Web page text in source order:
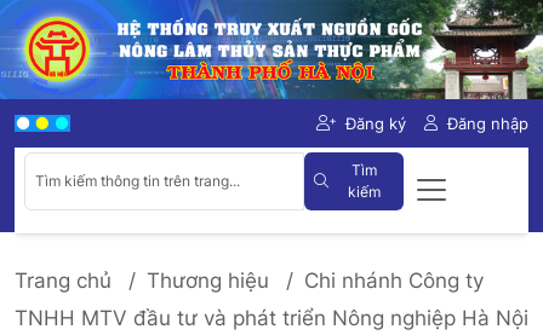
Đăng ký Đăng nhập
Tìm
kiếm
Trang chủ Thương hiệu
Chi nhánh Công ty
TNHH MTV đầu tư và phát triển Nông nghiệp Hà Nội